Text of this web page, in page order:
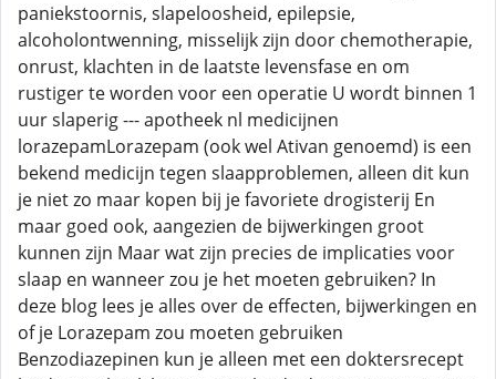
paniekstoornis, slapeloosheid, epilepsie,
alcoholontwenning, misselijk zijn door chemotherapie,
onrust, klachten in de laatste levensfase en om
rustiger te worden voor een operatie U wordt binnen 1
uur slaperig --- apotheek nl medicijnen
lorazepamLorazepam (ook wel Ativan genoemd) is een
bekend medicijn tegen slaapproblemen, alleen dit kun
je niet zo maar kopen bij je favoriete drogisterij En
maar goed ook, aangezien de bijwerkingen groot
kunnen zijn Maar wat zijn precies de implicaties voor
slaap en wanneer zou je het moeten gebruiken? In
deze blog lees je alles over de effecten, bijwerkingen en
of je Lorazepam zou moeten gebruiken
Benzodiazepinen kun je alleen met een doktersrecept